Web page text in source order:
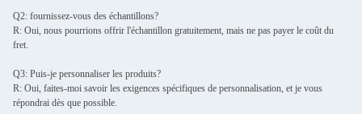
Q2: fournissez-vous des échantillons?
R: Oui, nous pourrions offrir l'échantillon gratuitement, mais ne pas payer le coût du
fret.
Q3: Puis-je personnaliser les produits?
R: Oui, faites-moi savoir les exigences spécifiques de personnalisation, et je vous
répondrai dès que possible.